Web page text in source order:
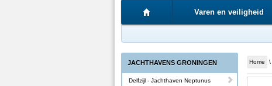
Varen en veiligheid
Home \
JACHTHAVENS GRONINGEN
Delfzijl - Jachthaven Neptunus